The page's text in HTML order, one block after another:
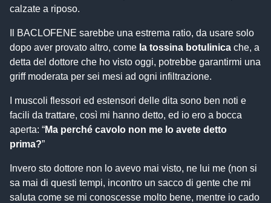
calzate a riposo.
Il BACLOFENE sarebbe una estrema ratio, da usare solo
dopo aver provato altro, come la tossina botulinica che, a
detta del dottore che ho visto oggi, potrebbe garantirmi una
griff moderata per sei mesi ad ogni infiltrazione.
I muscoli flessori ed estensori delle dita sono ben noti e
facili da trattare, così mi hanno detto, ed io ero a bocca
aperta: “Ma perché cavolo non me lo avete detto
prima?”
Invero sto dottore non lo avevo mai visto, ne lui me (non si
sa mai di questi tempi, incontro un sacco di gente che mi
saluta come se mi conoscesse molto bene, mentre io cado